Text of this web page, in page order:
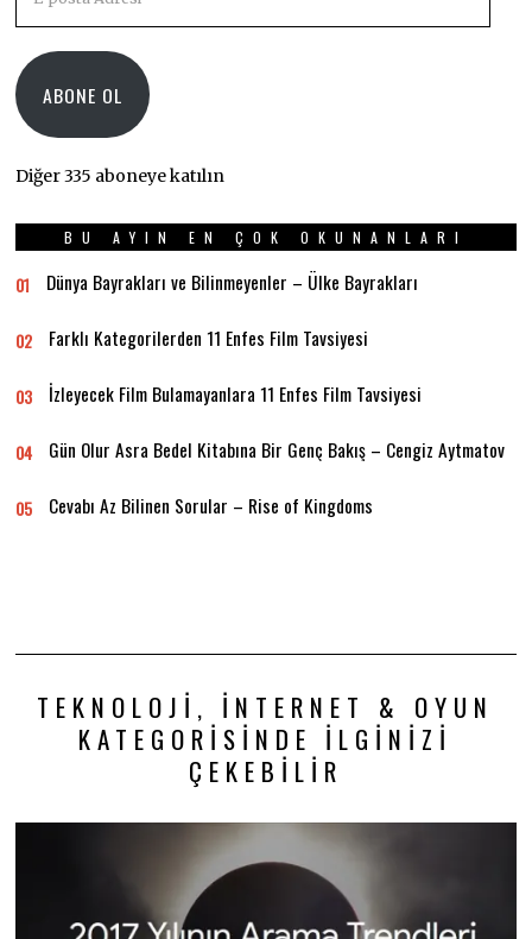
posta
ABONE OL
Diğer 335 aboneye katılın
BU AYIN EN ÇOK OKUNANLARI
01 Dünya Bayrakları ve Bilinmeyenler – Ülke Bayrakları
02 Farklı Kategorilerden 11 Enfes Film Tavsiyesi
03 İzleyecek Film Bulamayanlara 11 Enfes Film Tavsiyesi
04 Gün Olur Asra Bedel Kitabına Bir Genç Bakış – Cengiz Aytmatov
05 Cevabı Az Bilinen Sorular – Rise of Kingdoms
TEKNOLOJI, İNTERNET & OYUN
KATEGORISINDE İLGINIZI
ÇEKEBILIR